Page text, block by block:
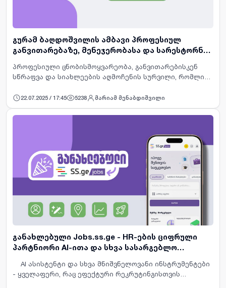
გურამ ბაღდოშვილის ამბავი პროფესიულ
განვითარებაზე, მენეჯერობასა და სარესტორნო
პროფესიული ცნობისმოყვარეობა, განვითარებისკენ
სწრაფვა და სიახლეების აღმოჩენის სურვილი, რომლის
კულინარიაში - ეს შეფი გურამ ბაღდოშვილია, რომელმაც
წლების წინ საზოგ…
22.07.2025 / 17:45 5238 მარიამ მენაბდიშვილი
განახლებული Jobs.ss.ge - HR-ების ციფრული
პარტნიორი AI-ითა და სხვა სასარგებლო
- ყველაფერი, რაც ეფექტური რეკრუტინგისთვის